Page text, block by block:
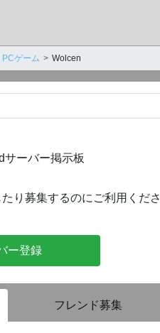
PCゲーム Wolcen
サーバー掲示板
り募集するのにご利用くださ
ー登録
フレンド募集